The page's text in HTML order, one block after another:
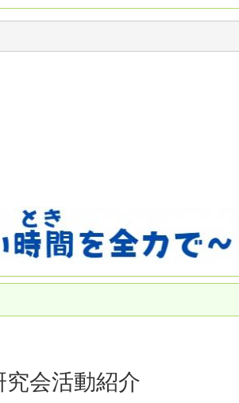
会活動紹介